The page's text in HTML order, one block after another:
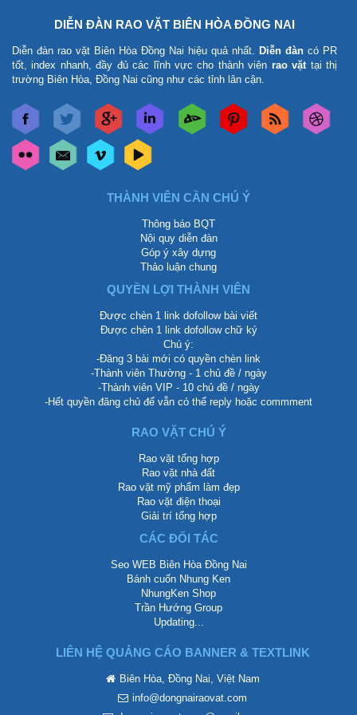
DIỄN ĐÀN RAO VẶT BIÊN HÒA ĐỒNG NAI
Diễn đàn rao vặt Biên Hòa Đồng Nai hiệu quả nhất. Diễn đàn có PR
tốt, index nhanh, đầy đủ các lĩnh vực cho thành viên rao vặttại thị
trường Biên Hòa, Đồng Nai cũng như các tỉnh lân cận.
THÀNH VIÊN CẦN CHÚ Ý
Thông báo BQT
Nội quy diễn đàn
Góp ý xây dựng
Thảo luận chung
QUYỀN LỢI THÀNH VIÊN
Được chèn 1 link dofollow bài viết
Được chèn 1 link dofollow chữ ký
Chú ý:
-Đăng 3 bài mới có quyền chèn link
-Thành viên Thường - 1 chủ đề / ngày
-Thành viên VIP - 10 chủ đề / ngày
-Hết quyền đăng chủ để vẫn có thể reply hoặc commment
RAO VẶT CHÚ Ý
Rao vặt tổng hợp
Rao vặt nhà đất
Rao vặt mỹ phẩm làm đẹp
Rao vặt điện thoại
Giải trí tổng hợp
CÁC ĐỐI TÁC
Seo WEB Biên Hòa Đồng Nai
Bánh cuốn Nhung Ken
NhungKen Shop
Trần Hướng Group
Updating...
LIÊN HỆ QUẢNG CÁO BANNER & TEXTLINK
Biên Hòa, Đồng Nai, Việt Nam
info@dongnairaovat.com